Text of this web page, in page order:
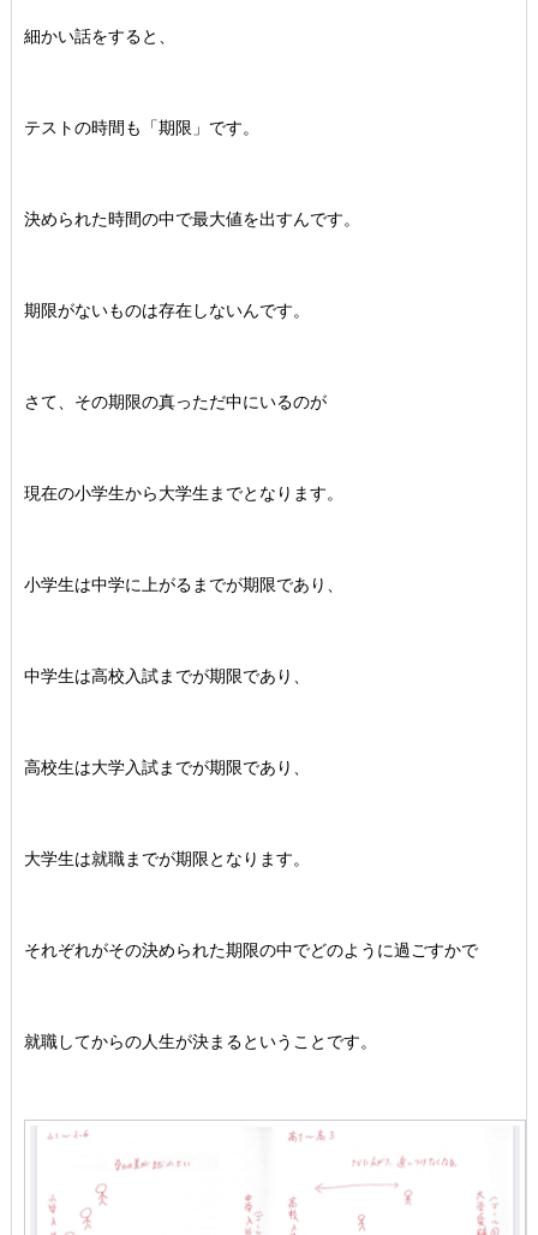
細かい話をすると、
テストの時間も「期限」です。
決められた時間の中で最大値を出すんです。
期限がないものは存在しないんです。
さて、その期限の真っただ中にいるのが
現在の小学生から大学生までとなります。
小学生は中学に上がるまでが期限であり、
中学生は高校入試までが期限であり、
高校生は大学入試までが期限であり、
大学生は就職までが期限となります。
それぞれがその決められた期限の中でどのように過ごすかで
就職してからの人生が決まるということです。